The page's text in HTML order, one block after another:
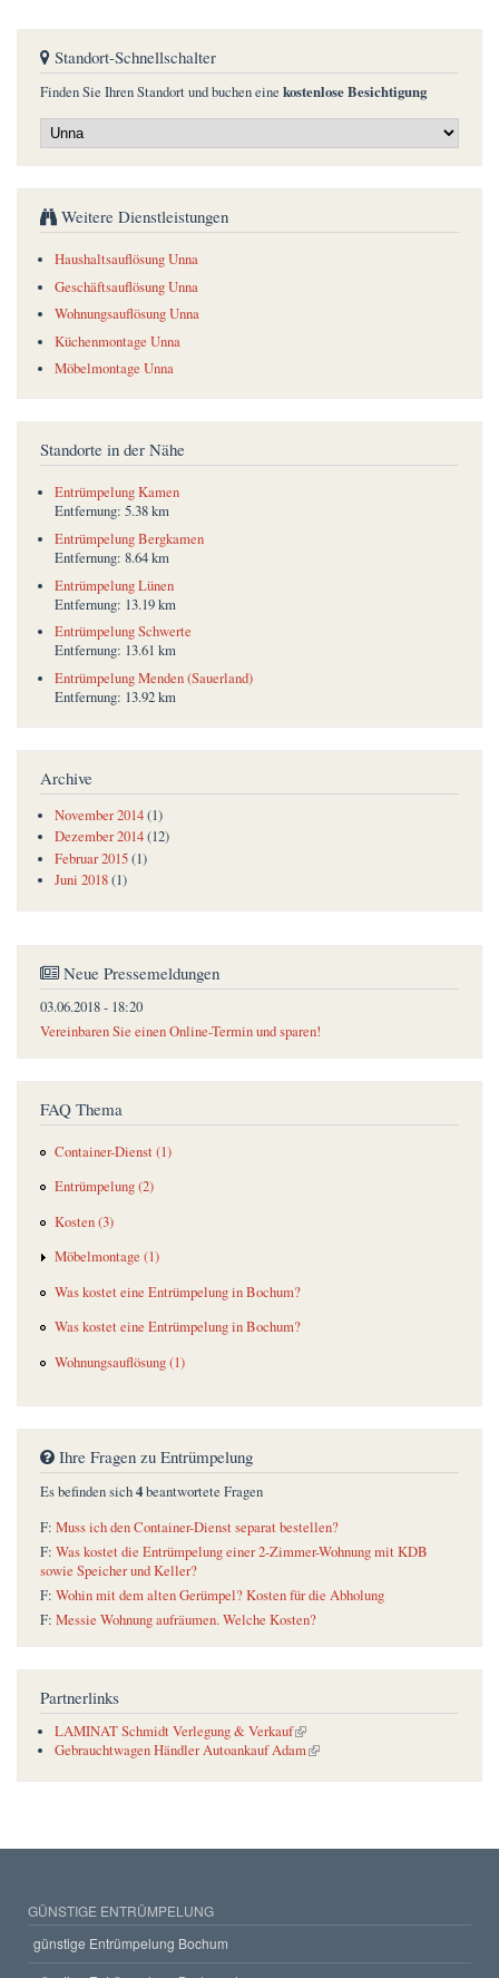
Standort-Schnellschalter
Finden Sie Ihren Standort und buchen eine kostenlose Besichtigung
Weitere Dienstleistungen
Haushaltsauflösung Unna
Geschäftsauflösung Unna
Wohnungsauflösung Unna
Küchenmontage Unna
Möbelmontage Unna
Standorte in der Nähe
Entrümpelung Kamen
Entfernung: 5.38 km
Entrümpelung Bergkamen
Entfernung: 8.64 km
Entrümpelung Lünen
Entfernung: 13.19 km
Entrümpelung Schwerte
Entfernung: 13.61 km
Entrümpelung Menden (Sauerland)
Entfernung: 13.92 km
Archive
November 2014(1)
Dezember 2014(12)
Februar 2015(1)
Juni 2018(1)
Neue Pressemeldungen
03.06.2018 - 18:20
Vereinbaren Sie einen Online-Termin und sparen!
FAQ Thema
Container-Dienst (1)
Entrümpelung (2)
Kosten (3)
Möbelmontage (1)
Was kostet eine Entrümpelung in Bochum?
Was kostet eine Entrümpelung in Bochum?
Wohnungsauflösung (1)
Ihre Fragen zu Entrümpelung
Es befinden sich4beantwortete Fragen
F: Muss ich den Container-Dienst separat bestellen?
F: Was kostet die Entrümpelung einer 2-Zimmer-Wohnung mit KDB
sowie Speicher und Keller?
F: Wohin mit dem alten Gerümpel? Kosten für die Abholung
F: Messie Wohnung aufräumen. Welche Kosten?
Partnerlinks
LAMINAT Schmidt Verlegung & Verkauf
(link is external)
Gebrauchtwagen Händler Autoankauf Adam
(link is external)
GÜNSTIGE ENTRÜMPELUNG
günstige Entrümpelung Bochum